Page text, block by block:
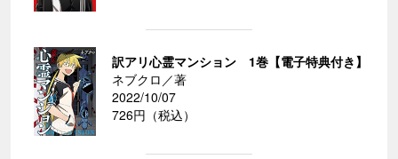
訳アリ心霊マンション 1巻【電子特典付き】
ネブクロ／著
2022/10/07
726円（税込）